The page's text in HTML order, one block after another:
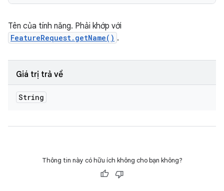
Tên của tính năng. Phải khớp với
FeatureRequest.getName() .
Giá trị trả về
String
Thông tin này có hữu ích không cho bạn không?